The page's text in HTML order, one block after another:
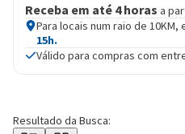
Receba em até 4 horas a
Para locais num raio de 10KM,
15h.
Válido para compras com
Resultado da Busca: